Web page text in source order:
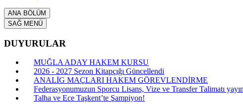
ANA BÖLÜM
SAĞ MENÜ
DUYURULAR
MUĞLA ADAY HAKEM KURSU
2026 - 2027 Sezon Kitapçığı Güncellendi
ANALİG MAÇLARI HAKEM GÖREVLENDİRME
Federasyonumuzun Sporcu Lisans, Vize ve Transfer Talimatı
Talha ve Ece Taşkent’te Şampiyon!